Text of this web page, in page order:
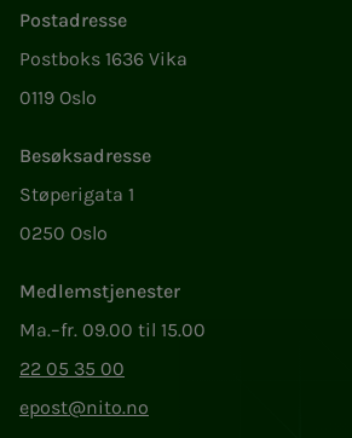
Postadresse
Postboks 1636 Vika
0119 Oslo
Besøksadresse
Støperigata 1
0250 Oslo
Medlemstjenester
Ma.–fr. 09.00 til 15.00
22 05 35 00
epost@nito.no